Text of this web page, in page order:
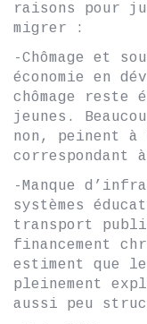
raisons pour
migrer :
-Chômage et
économie en
chômage
jeunes.
non, peinent à
correspondant
-Manque
systèmes
transport
financement
estiment que
pleinement
aussi peu